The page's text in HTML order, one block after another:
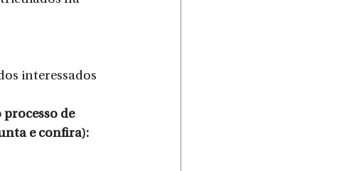
interessados
de
e confira):